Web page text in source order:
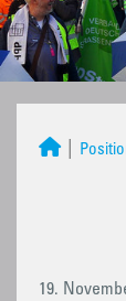
19.